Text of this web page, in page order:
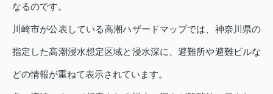
なるのです。
川崎市が公表している高潮ハザードマップでは、神奈川県の
指定した高潮浸水想定区域と浸水深に、避難所や避難ビルな
どの情報が重ねて表示されています。